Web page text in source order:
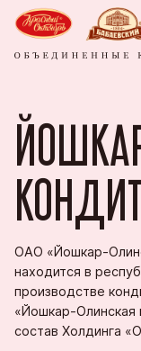
ОАО «Йошкар-
находится в
производстве
«Йошкар-Олинская
состав Холдинга